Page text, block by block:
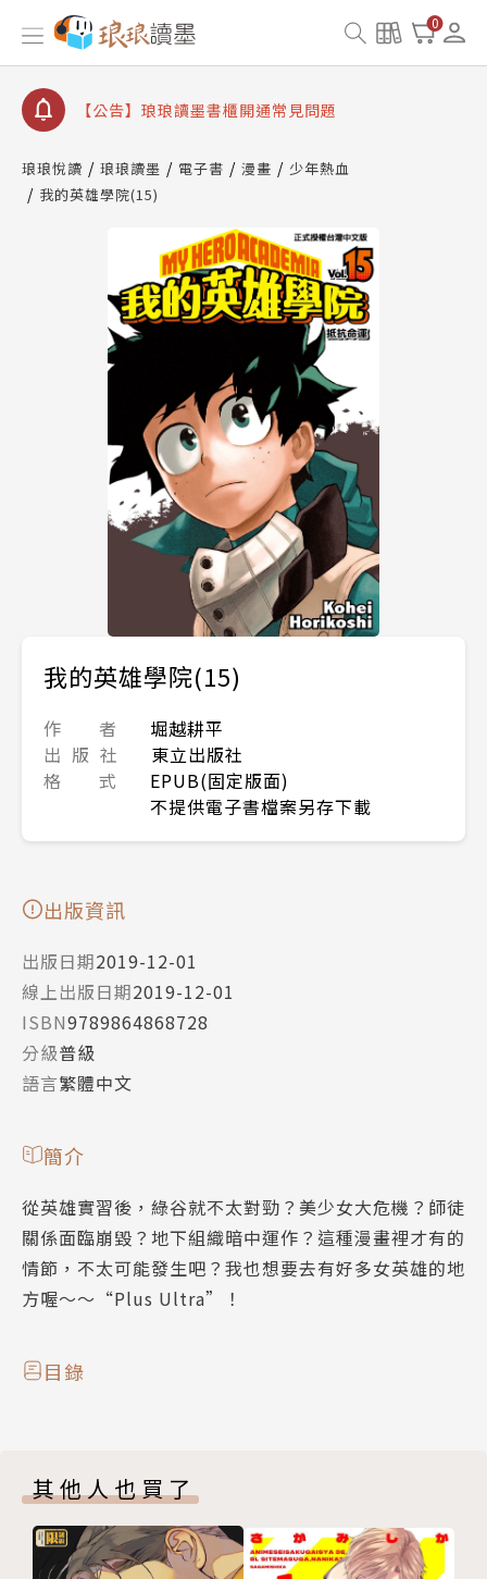
0
【公告】琅琅讀墨數位閱讀資產合併與書櫃開通申請
【公告】琅琅讀墨書櫃開通常見問題
【公告】琅琅讀墨 3 分鐘完成書櫃開通與資產合併申
請圖文教學
查詢
【公告】琅琅讀墨數位閱讀資產合併與書櫃開通申請
琅琅悅讀 琅琅讀墨 電子書 漫畫
少年熱血
我的英雄學院(15)
我的英雄學院(15)
作 者
堀越耕平
出 版 社
東立出版社
格 式
EPUB(固定版面)
不提供電子書檔案另存下載
出版資訊
出版日期2019-12-01
線上出版日期2019-12-01
ISBN9789864868728
分級普級
語言繁體中文
簡介
從英雄實習後，綠谷就不太對勁？美少女大危機？師徒
關係面臨崩毀？地下組織暗中運作？這種漫畫裡才有的
情節，不太可能發生吧？我也想要去有好多女英雄的地
方喔～～“Plus Ultra”！
目錄
其他人也買了